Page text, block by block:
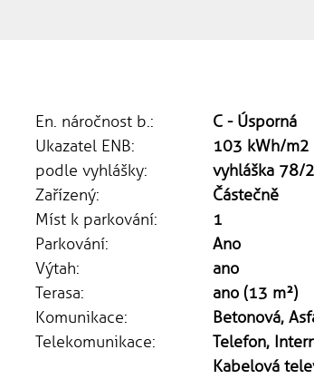
En. náročnost b.:
C - Úsporná
Ukazatel ENB:
103 kWh/m2
podle vyhlášky:
vyhláška 78/
Zařízený:
Částečně
Míst k parkování:
1
Parkování:
Ano
Výtah:
ano
Terasa:
ano (13 m²)
Komunikace:
Betonová,
Telekomunikace:
Telefon,
Kabelová